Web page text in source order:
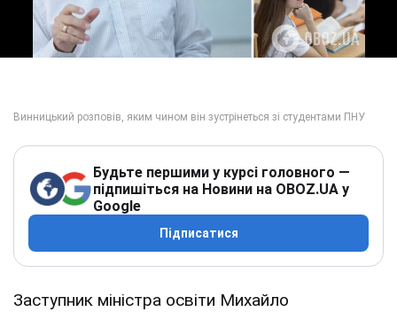
Будьте першими у курсі головного —
підпишіться на Новини на OBOZ.UA у
Google
Підписатися
Заступник міністра освіти Михайло